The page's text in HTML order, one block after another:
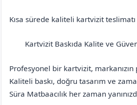
Kısa sürede kaliteli kartvizit teslimatı
Kartvizit Baskıda Kalite ve
Profesyonel bir kartvizit, markanızın
Kaliteli baskı, doğru tasarım ve
Süra Matbaacılık her zaman